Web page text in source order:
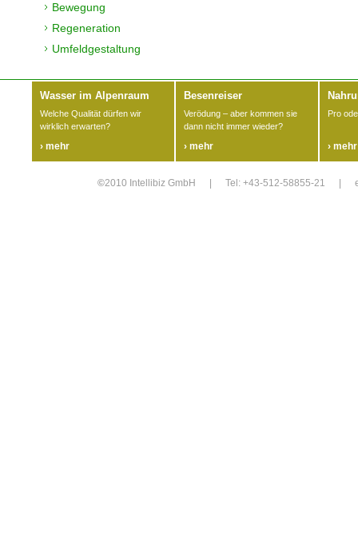
Bewegung
Regeneration
Umfeldgestaltung
Wasser im Alpenraum
Welche Qualität dürfen wir
wirklich erwarten?
› mehr
Besenreiser
Verödung – aber kommen sie
dann nicht immer wieder?
› mehr
Pro
› mehr
©2010 Intellibiz GmbH Tel: +43-512-58855-21